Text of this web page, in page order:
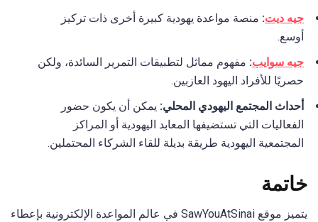
جيه ديت: منصة مواعدة يهودية كبيرة أخرى ذات تركيز
أوسع.
جيه سوايب: مفهوم مماثل لتطبيقات التمرير السائدة، ولكن
حصريًا للأفراد اليهود العازبين.
أحداث المجتمع اليهودي المحلي: يمكن أن يكون حضور
الفعاليات التي تستضيفها المعابد اليهودية أو المراكز
المجتمعية اليهودية طريقة بديلة للقاء الشركاء المحتملين.
خاتمة
يتميز موقع SawYouAtSinai في عالم المواعدة الإلكترونية بإعطاء